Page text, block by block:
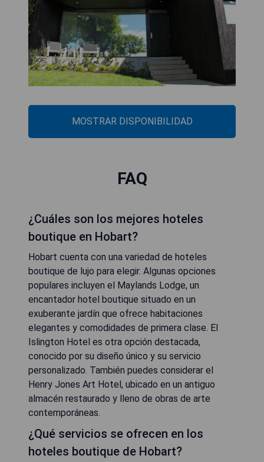
MOSTRAR DISPONIBILIDAD
FAQ
¿Cuáles son los mejores hoteles
boutique en Hobart?
Hobart cuenta con una variedad de hoteles
boutique de lujo para elegir. Algunas opciones
populares incluyen el Maylands Lodge, un
encantador hotel boutique situado en un
exuberante jardín que ofrece habitaciones
elegantes y comodidades de primera clase. El
Islington Hotel es otra opción destacada,
conocido por su diseño único y su servicio
personalizado. También puedes considerar el
Henry Jones Art Hotel, ubicado en un antiguo
almacén restaurado y lleno de obras de arte
contemporáneas.
¿Qué servicios se ofrecen en los
hoteles boutique de Hobart?